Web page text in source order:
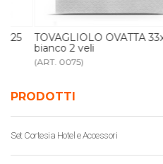
PRODOTTI
Set Cortesia Hotel e Accessori
TOVAGLIOLO OVATTA 33x33
bianco 2 veli
(ART. 0075)